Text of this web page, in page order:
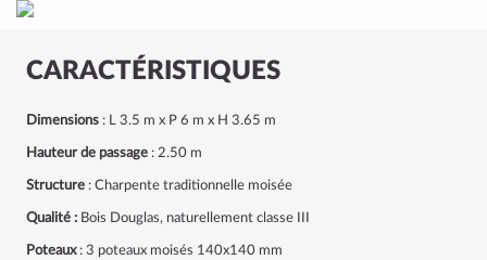
CARACTÉRISTIQUES
Dimensions : L 3.5 m x P 6 m x H 3.65 m
Hauteur de passage : 2.50 m
Structure : Charpente traditionnelle moisée
Qualité : Bois Douglas, naturellement classe III
Poteaux: 3 poteaux moisés 140x140 mm